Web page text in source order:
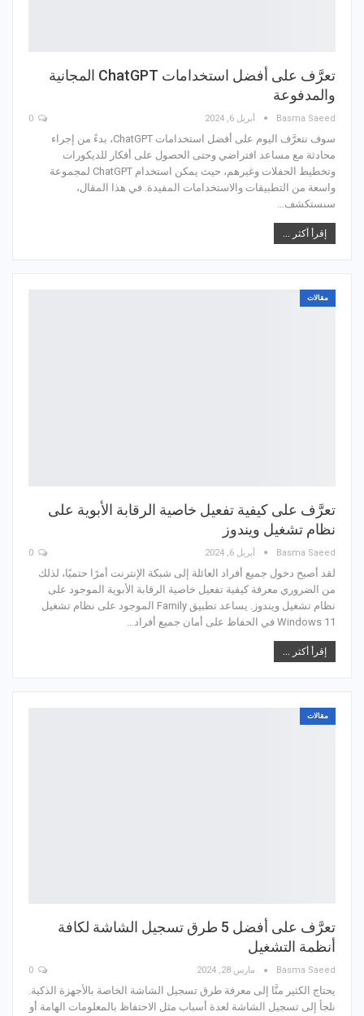
تعرَّف على أفضل استخدامات ChatGPT المجانية
والمدفوعة
Basma Saeed أبريل 6, 2024
سوف نتعرَّف اليوم على أفضل استخدامات ChatGPT، بدءً من إجراء
محادثة مع مساعد افتراضي وحتى الحصول على أفكار للديكورات
وتخطيط الحفلات وغيرهم، حيث يمكن استخدام ChatGPT لمجموعة
واسعة من التطبيقات والاستخدامات المفيدة. في هذا المقال،
سنستكشف…
إقرأ أكثر ...
مقالات
تعرَّف على كيفية تفعيل خاصية الرقابة الأبوية على
نظام تشغيل ويندوز
Basma Saeed أبريل 6, 2024
لقد أصبح دخول جميع أفراد العائلة إلى شبكة الإنترنت أمرًا حتميًا، لذلك
من الضروري معرفة كيفية تفعيل خاصية الرقابة الأبوية الموجود على
نظام تشغيل ويندوز. يساعد تطبيق Family الموجود على نظام تشغيل
Windows 11 في الحفاظ على أمان جميع أفراد…
إقرأ أكثر ...
مقالات
تعرَّف على أفضل 5 طرق تسجيل الشاشة لكافة
أنظمة التشغيل
Basma Saeed مارس 28, 2024
يحتاج الكثير منَّا إلى معرفة طرق تسجيل الشاشة الخاصة بالأجهزة الذكية.
نلجأ إلى تسجيل الشاشة لعدة أسباب مثل الاحتفاظ بالمعلومات الهامة أو